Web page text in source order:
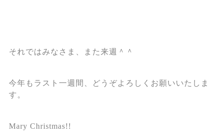
それではみなさま、また来週＾＾
今年もラスト一週間、どうぞよろしくお願いいたしま
す。
Mary Christmas!!